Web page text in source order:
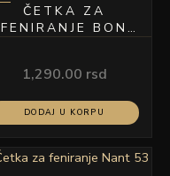
ČETKA ZA
FENIRANJE BON
1,290.00 rsd
DODAJ U KORPU